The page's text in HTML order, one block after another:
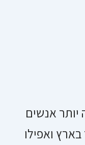
יותר אנשים
ואפילו